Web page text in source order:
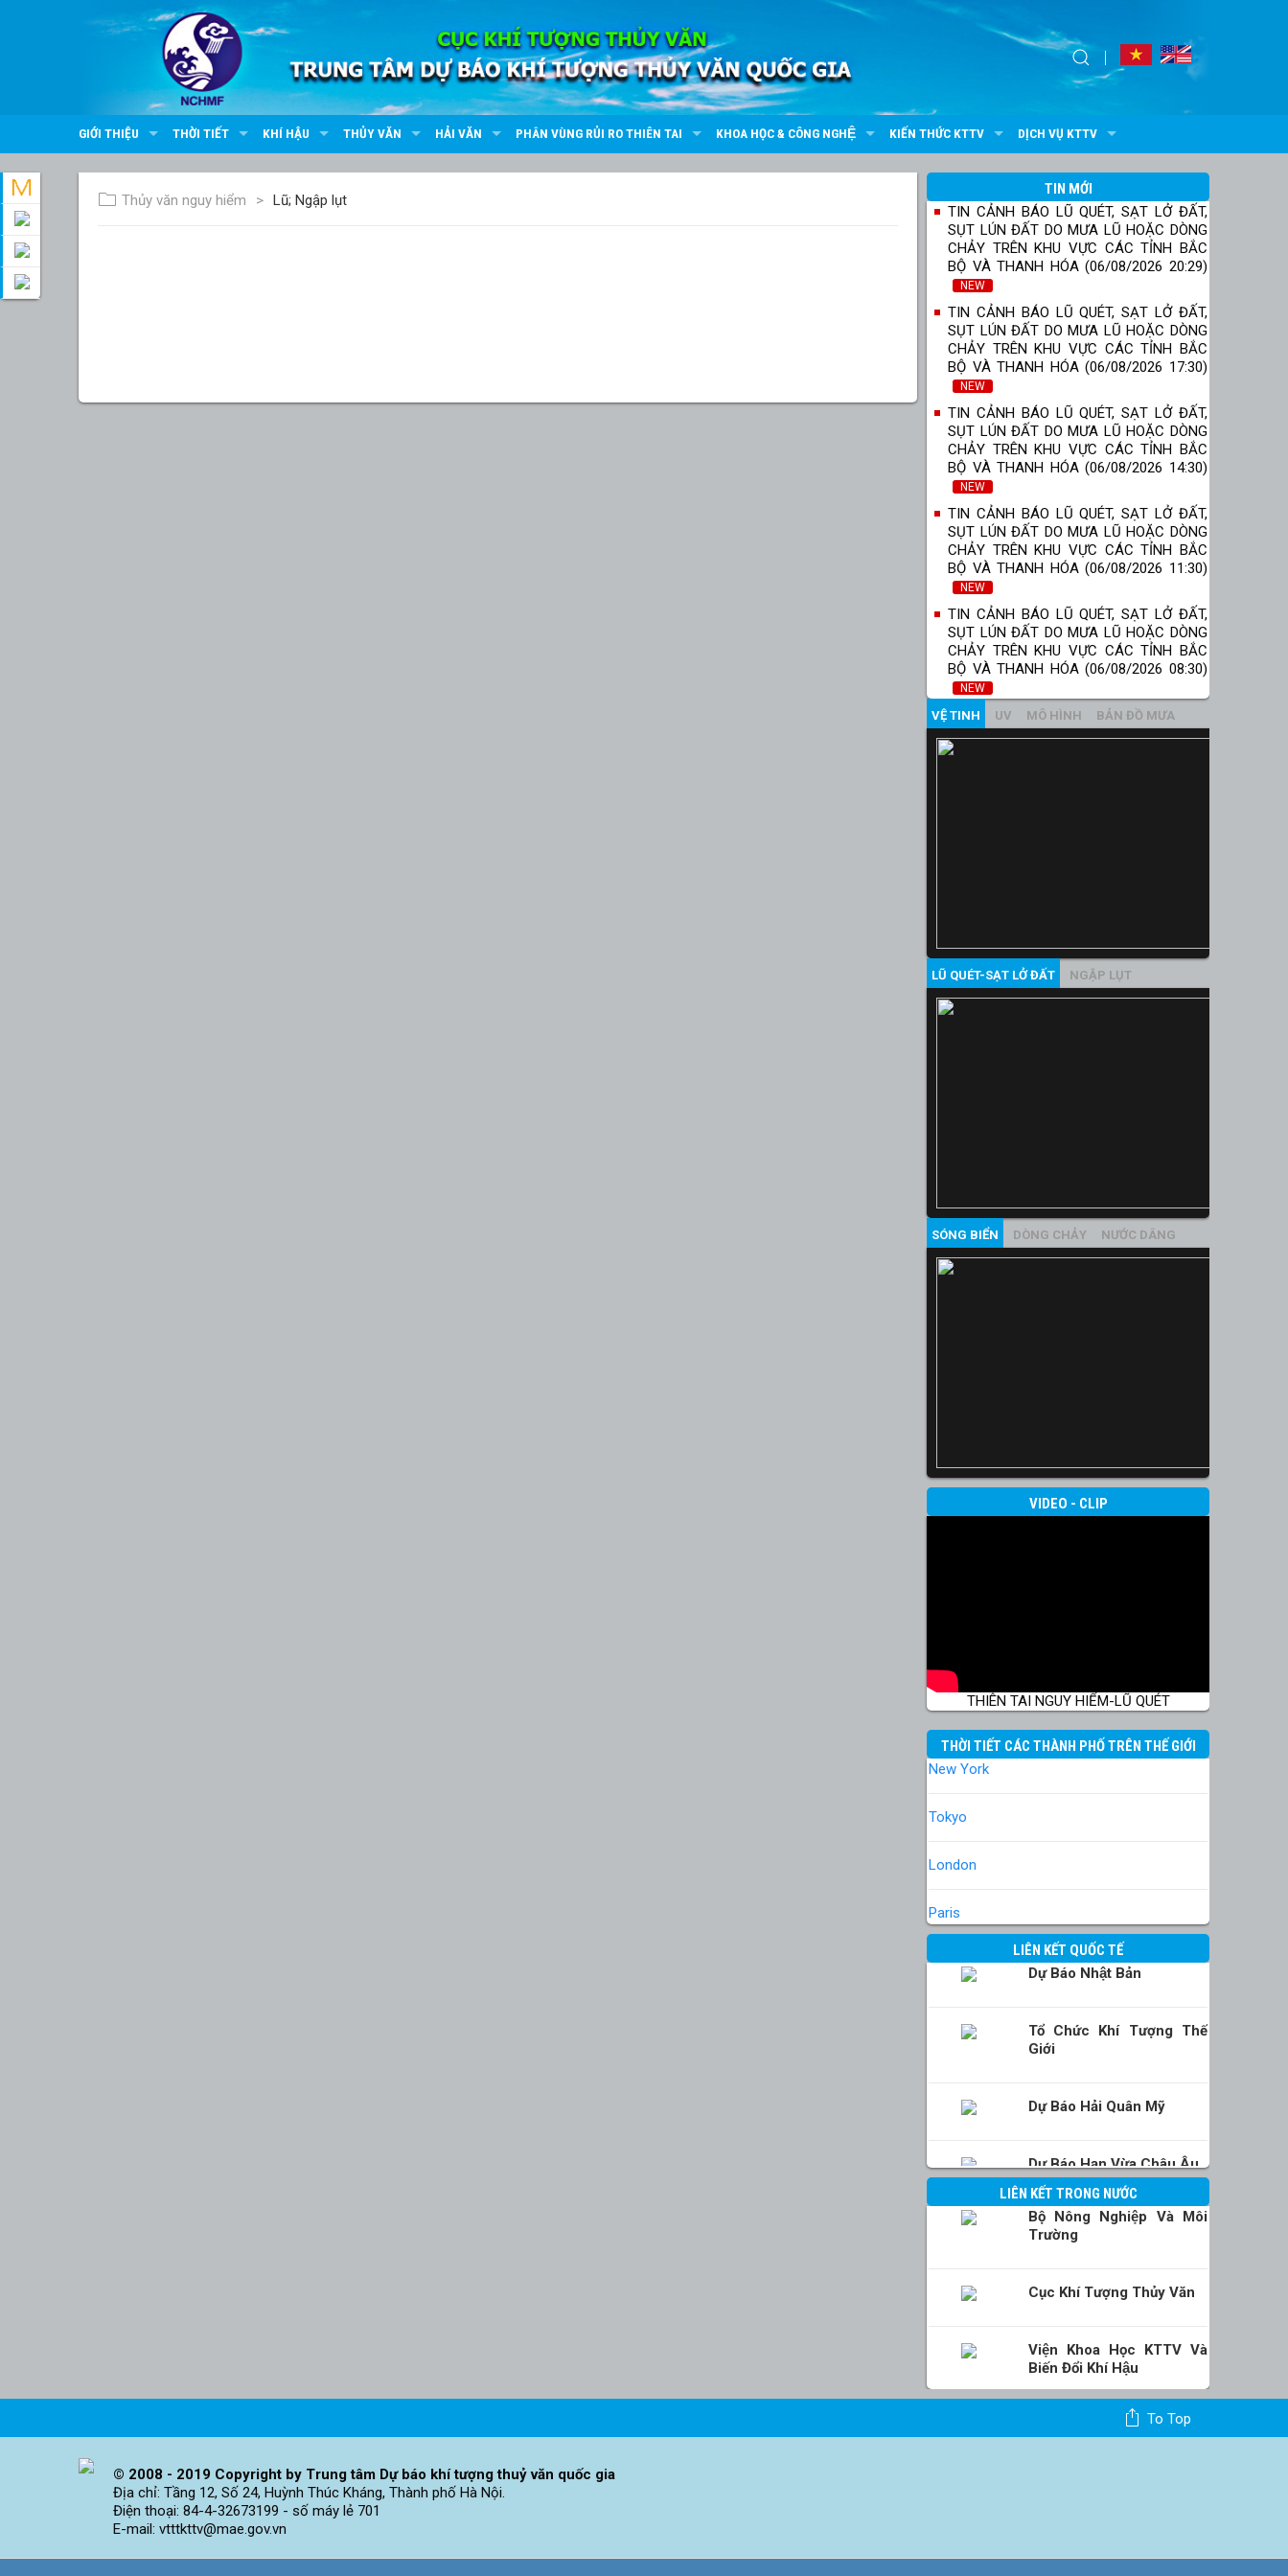
GIỚI THIỆU THỜI TIẾT KHÍ HẬU THỦY VĂN HẢI VĂN PHÂN VÙNG RỦI RO THIÊN TAI KHOA HỌC & CÔNG NGHỆ KIẾN THỨC KTTV DỊCH VỤ KTTV
Thủy văn nguy hiểm Lũ; Ngập lụt
TIN MỚI
TIN CẢNH BÁO LŨ QUÉT, SẠT LỞ ĐẤT,
SỤT LÚN ĐẤT DO MƯA LŨ HOẶC DÒNG
CHẢY TRÊN KHU VỰC CÁC TỈNH BẮC
BỘ VÀ THANH HÓA (06/08/2026 20:29)
NEW
TIN CẢNH BÁO LŨ QUÉT, SẠT LỞ ĐẤT,
SỤT LÚN ĐẤT DO MƯA LŨ HOẶC DÒNG
CHẢY TRÊN KHU VỰC CÁC TỈNH BẮC
BỘ VÀ THANH HÓA (06/08/2026 17:30)
NEW
TIN CẢNH BÁO LŨ QUÉT, SẠT LỞ ĐẤT,
SỤT LÚN ĐẤT DO MƯA LŨ HOẶC DÒNG
CHẢY TRÊN KHU VỰC CÁC TỈNH BẮC
BỘ VÀ THANH HÓA (06/08/2026 14:30)
NEW
TIN CẢNH BÁO LŨ QUÉT, SẠT LỞ ĐẤT,
SỤT LÚN ĐẤT DO MƯA LŨ HOẶC DÒNG
CHẢY TRÊN KHU VỰC CÁC TỈNH BẮC
BỘ VÀ THANH HÓA (06/08/2026 11:30)
NEW
TIN CẢNH BÁO LŨ QUÉT, SẠT LỞ ĐẤT,
SỤT LÚN ĐẤT DO MƯA LŨ HOẶC DÒNG
CHẢY TRÊN KHU VỰC CÁC TỈNH BẮC
BỘ VÀ THANH HÓA (06/08/2026 08:30)
NEW
VỆ TINH UV MÔ HÌNH BẢN ĐỒ MƯA
LŨ QUÉT-SẠT LỞ ĐẤT NGẬP LỤT
SÓNG BIỂN DÒNG CHẢY NƯỚC DÂNG
VIDEO - CLIP
THIÊN TAI NGUY HIỂM-LŨ QUÉT
THỜI TIẾT CÁC THÀNH PHỐ TRÊN THẾ GIỚI
New York
Tokyo
London
Paris
LIÊN KẾT QUỐC TẾ
Dự Báo Nhật Bản
Tổ Chức Khí Tượng Thế
Giới
Dự Báo Hải Quân Mỹ
Dự Báo Hạn Vừa Châu Âu
LIÊN KẾT TRONG NƯỚC
Bộ Nông Nghiệp Và Môi
Trường
Cục Khí Tượng Thủy Văn
Viện Khoa Học KTTV Và
Biến Đổi Khí Hậu
To Top
© 2008 - 2019 Copyright by Trung tâm Dự báo khí tượng thuỷ văn quốc gia
Địa chỉ: Tầng 12, Số 24, Huỳnh Thúc Kháng, Thành phố Hà Nội.
Điện thoại: 84-4-32673199 - số máy lẻ 701
E-mail: vtttkttv@mae.gov.vn